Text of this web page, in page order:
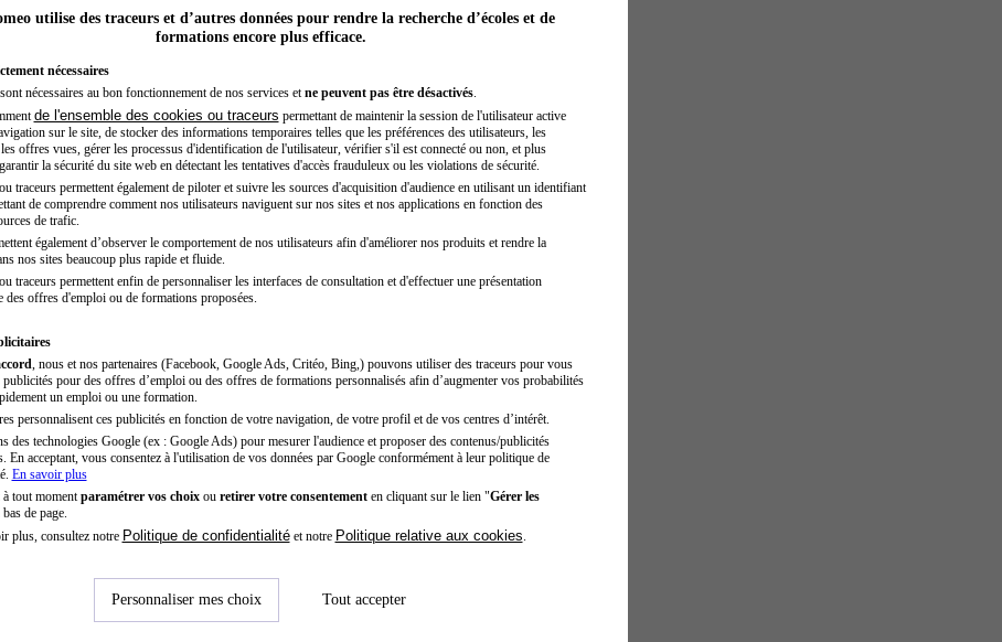
utilise des traceurs et d’autres données pour rendre la recherche d’écoles et de
formations encore plus efficace.
nécessaires
nécessaires au bon fonctionnement de nos services et ne peuvent pas être désactivés.
de l'ensemble des cookies ou traceurs permettant de maintenir la session de l'utilisateur active
sur le site, de stocker des informations temporaires telles que les préférences des utilisateurs, les
offres vues, gérer les processus d'identification de l'utilisateur, vérifier s'il est connecté ou non, et plus
la sécurité du site web en détectant les tentatives d'accès frauduleux ou les violations de sécurité.
traceurs permettent également de piloter et suivre les sources d'acquisition d'audience en utilisant un identifiant
de comprendre comment nos utilisateurs naviguent sur nos sites et nos applications en fonction des
de trafic.
également d’observer le comportement de nos utilisateurs afin d'améliorer nos produits et rendre la
nos sites beaucoup plus rapide et fluide.
traceurs permettent enfin de personnaliser les interfaces de consultation et d'effectuer une présentation
des offres d'emploi ou de formations proposées.
, nous et nos partenaires (Facebook, Google Ads, Critéo, Bing,) pouvons utiliser des traceurs pour vous
publicités pour des offres d’emploi ou des offres de formations personnalisés afin d’augmenter vos probabilités
un emploi ou une formation.
personnalisent ces publicités en fonction de votre navigation, de votre profil et de vos centres d’intérêt.
des technologies Google (ex : Google Ads) pour mesurer l'audience et proposer des contenus/publicités
En acceptant, vous consentez à l'utilisation de vos données par Google conformément à leur politique de
En savoir plus
tout moment paramétrer vos choixou retirer votre consentementen cliquant sur le lien "Gérer les
de page.
plus, consultez notre Politique de confidentialitéet notre Politique relative aux cookies
Personnaliser mes choix Tout accepter